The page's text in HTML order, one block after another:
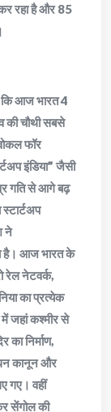
रहा है और 85
कि आज भारत 4
की चौथी सबसे
फॉर
इंडिया” जैसी
गति से आगे बढ़
स्टार्टअप
ने
है। आज भारत के
रेल नेटवर्क,
का प्रत्येक
जहां कश्मीर से
का निर्माण,
कानून और
गए। वहीं
सेंगोल की